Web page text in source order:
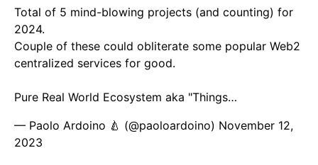
Total of 5 mind-blowing projects (and counting) for
2024.
Couple of these could obliterate some popular Web2
centralized services for good.
Pure Real World Ecosystem aka "Things…
— Paolo Ardoino 🍐 (@paoloardoino) November 12,
2023